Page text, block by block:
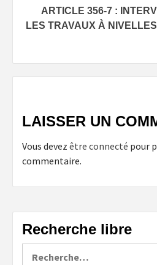
ARTICLE 356-7 :
LES TRAVAUX À
LAISSER UN
Vous devez être connecté pour
commentaire.
Recherche libre